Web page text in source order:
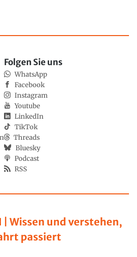
| Wissen und verstehen,
passiert
Folgen Sie uns
WhatsApp
Facebook
Instagram
Youtube
LinkedIn
TikTok
Threads
Bluesky
Podcast
RSS